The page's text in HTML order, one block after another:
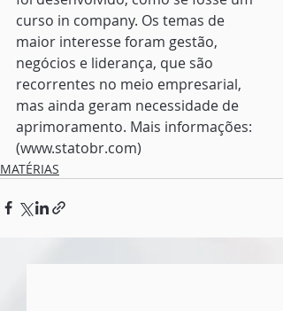
curso in company. Os temas de
maior interesse foram gestão,
negócios e liderança, que são
recorrentes no meio empresarial,
mas ainda geram necessidade de
aprimoramento. Mais informações:
(www.statobr.com)
MATÉRIAS